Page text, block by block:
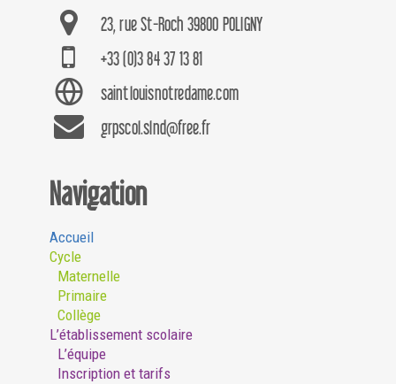
23, rue St-Roch 39800 POLIGNY
+33 (0)3 84 37 13 81
saintlouisnotredame.com
grpscol.slnd@free.fr
Navigation
Accueil
Cycle
Maternelle
Primaire
Collège
L’établissement scolaire
L’équipe
Inscription et tarifs